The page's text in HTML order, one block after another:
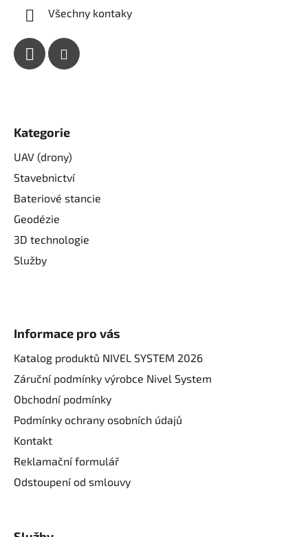
Všechny kontaky
Kategorie
UAV (drony)
Stavebnictví
Bateriové stancie
Geodézie
3D technologie
Služby
Informace pro vás
Katalog produktů NIVEL SYSTEM 2026
Záruční podmínky výrobce Nivel System
Obchodní podmínky
Podmínky ochrany osobních údajů
Kontakt
Reklamační formulář
Odstoupení od smlouvy